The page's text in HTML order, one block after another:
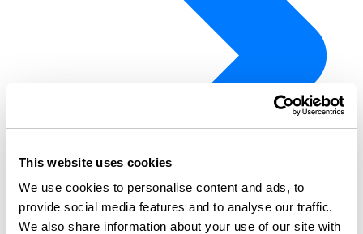
This website uses cookies
We use cookies to personalise content and ads, to
provide social media features and to analyse our traffic.
We also share information about your use of our site with